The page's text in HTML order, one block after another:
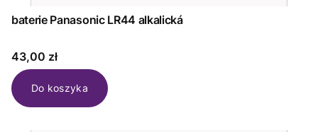
baterie Panasonic LR44 alkalická
Cena
43,00 zł
Do koszyka